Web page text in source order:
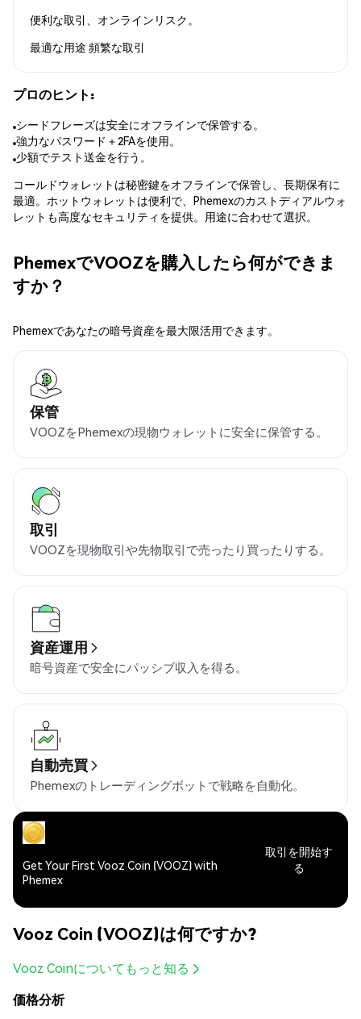
便利な取引、オンラインリスク。
最適な用途 頻繁な取引
プロのヒント:
シードフレーズは安全にオフラインで保管する。
強力なパスワード＋2FAを使用。
少額でテスト送金を行う。
コールドウォレットは秘密鍵をオフラインで保管し、長期保有に
最適。ホットウォレットは便利で、Phemexのカストディアルウォ
レットも高度なセキュリティを提供。用途に合わせて選択。
PhemexでVOOZを購入したら何ができま
すか？
Phemexであなたの暗号資産を最大限活用できます。
保管
VOOZをPhemexの現物ウォレットに安全に保管する。
取引
VOOZを現物取引や先物取引で売ったり買ったりする。
資産運用
暗号資産で安全にパッシブ収入を得る。
自動売買
Phemexのトレーディングボットで戦略を自動化。
Get Your First Vooz Coin (VOOZ) with
Phemex
取引を開始す
る
Vooz Coin (VOOZ)は何ですか?
Vooz Coinについてもっと知る
価格分析